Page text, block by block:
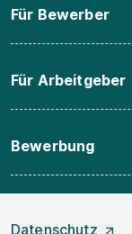
Für Bewerber
Für Arbeitgeber
Bewerbung
Datenschutz